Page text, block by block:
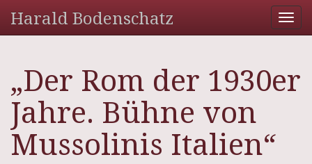
Harald Bodenschatz
„Der Rom der 1930er
Jahre. Bühne von
Mussolinis Italien“